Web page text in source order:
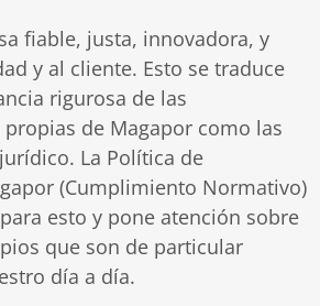
fiable, justa, innovadora, y
y al cliente. Esto se traduce
rigurosa de las
de Magapor como las
La Política de
(Cumplimiento Normativo)
esto y pone atención sobre
que son de particular
día a día.